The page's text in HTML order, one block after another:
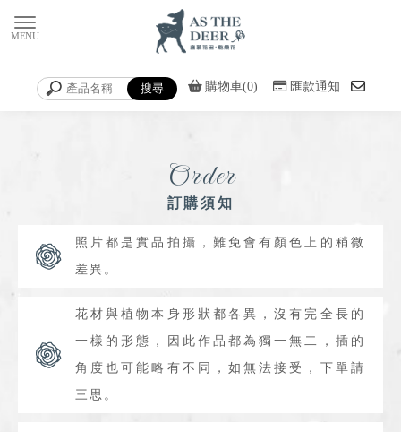
購物車(0) 匯款通知
Order
訂購須知
照片都是實品拍攝，難免會有顏色上的稍微
差異。
花材與植物本身形狀都各異，沒有完全長的
一樣的形態，因此作品都為獨一無二，插的
角度也可能略有不同，如無法接受，下單請
三思。